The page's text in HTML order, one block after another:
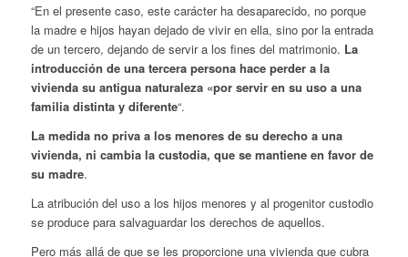
“En el presente caso, este carácter ha desaparecido, no porque
la madre e hijos hayan dejado de vivir en ella, sino por la entrada
de un tercero, dejando de servir a los fines del matrimonio. La
introducción de una tercera persona hace perder a la
vivienda su antigua naturaleza «por servir en su uso a una
familia distinta y diferente“.
La medida no priva a los menores de su derecho a una
vivienda, ni cambia la custodia, que se mantiene en favor de
su madre.
La atribución del uso a los hijos menores y al progenitor custodio
se produce para salvaguardar los derechos de aquellos.
Pero más allá de que se les proporcione una vivienda que cubra